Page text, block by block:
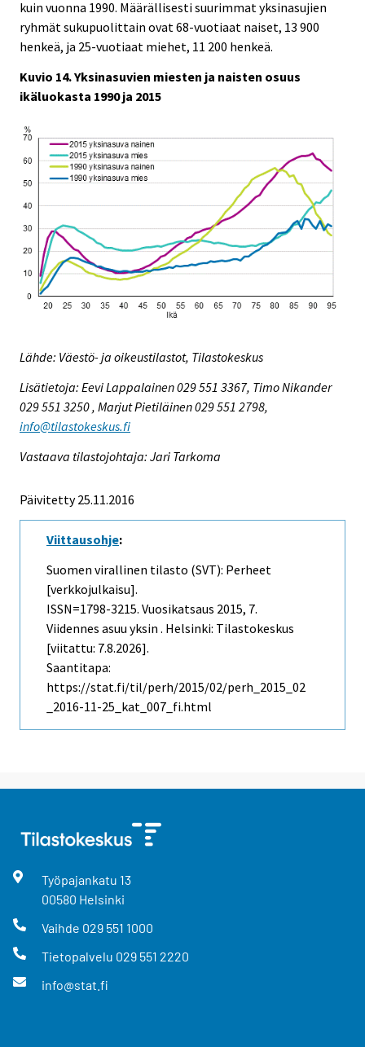
kuin vuonna 1990. Määrällisesti suurimmat yksinasujien
ryhmät sukupuolittain ovat 68-vuotiaat naiset, 13 900
henkeä, ja 25-vuotiaat miehet, 11 200 henkeä.
Kuvio 14. Yksinasuvien miesten ja naisten osuus
ikäluokasta 1990 ja 2015
Lähde: Väestö- ja oikeustilastot, Tilastokeskus
Lisätietoja: Eevi Lappalainen 029 551 3367, Timo Nikander
029 551 3250 , Marjut Pietiläinen 029 551 2798,
info@tilastokeskus.fi
Vastaava tilastojohtaja: Jari Tarkoma
Päivitetty 25.11.2016
Viittausohje:
Suomen virallinen tilasto (SVT): Perheet
[verkkojulkaisu].
ISSN=1798-3215. Vuosikatsaus 2015, 7.
Viidennes asuu yksin . Helsinki: Tilastokeskus
[viitattu: 7.8.2026].
Saantitapa:
https://stat.fi/til/perh/2015/02/perh_2015_02
_2016-11-25_kat_007_fi.html
Työpajankatu 13
00580 Helsinki
Vaihde 029 551 1000
Tietopalvelu 029 551 2220
info@stat.fi